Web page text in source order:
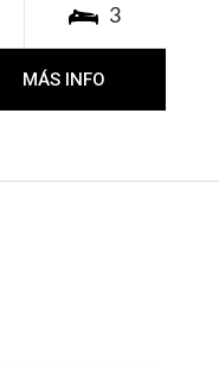
3
MÁS INFO